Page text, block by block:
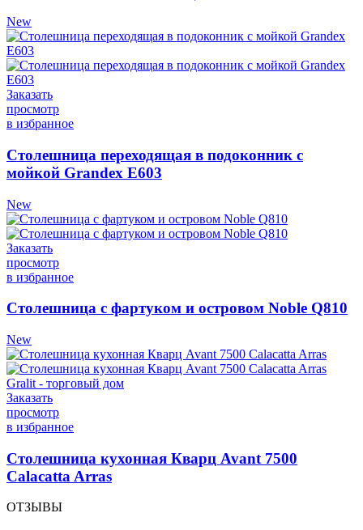
New
Заказать
просмотр
в избранное
Столешница переходящая в подоконник с
мойкой Grandex Е603
New
Заказать
просмотр
в избранное
Столешница с фартуком и островом Noble Q810
New
Заказать
просмотр
в избранное
Столешница кухонная Кварц Avant 7500
Calacatta Arras
ОТЗЫВЫ